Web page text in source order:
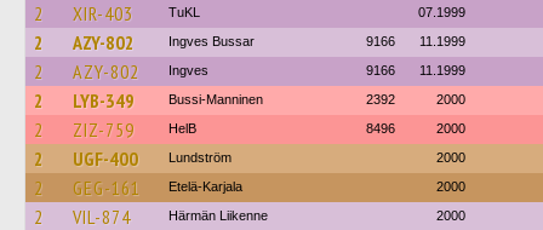
2 XIR-403 TuKL 07.1999
2 AZY-802 Ingves Bussar 9166 11.1999
2 AZY-802 Ingves 9166 11.1999
2 LYB-349 Bussi-Manninen 2392 2000
2 ZIZ-759 HelB 8496 2000
2 UGF-400 Lundström 2000
2 GEG-161 Etelä-Karjala 2000
2 VIL-874 Härmän Liikenne 2000